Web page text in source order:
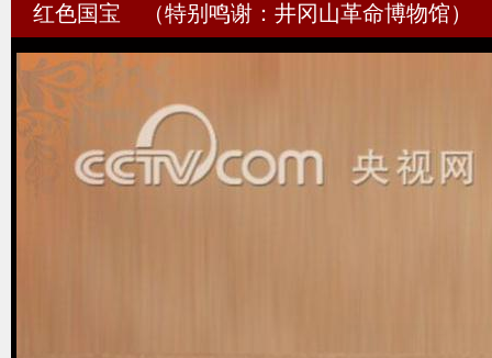
红色国宝 （特别鸣谢：井冈山革命博物馆）